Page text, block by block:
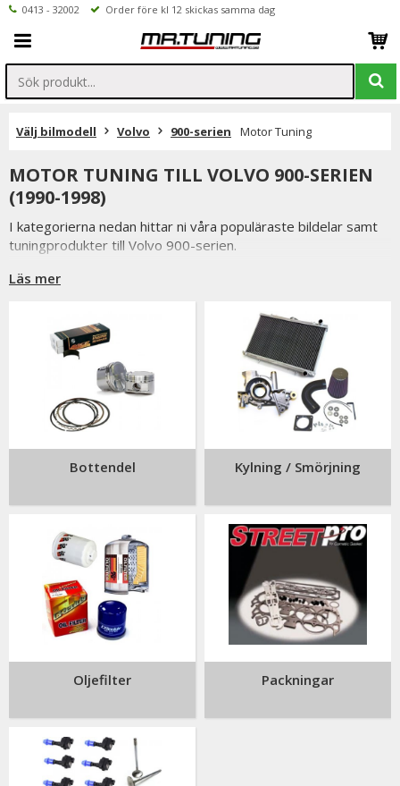
0413 - 32002 Order före kl 12 skickas samma dag
Välj bilmodell Volvo 900-serien Motor Tuning
MOTOR TUNING TILL VOLVO 900-SERIEN
(1990-1998)
I kategorierna nedan hittar ni våra populäraste bildelar samt
tuningprodukter till Volvo 900-serien.
Är det ni undrar över eller saknar i vårt sortiment är ni
Inne på valfri produktsidan hittar ni ett formulär för att enkelt
ställa en fråga.
Läs mer
Bottendel Kylning / Smörjning
Oljefilter Packningar